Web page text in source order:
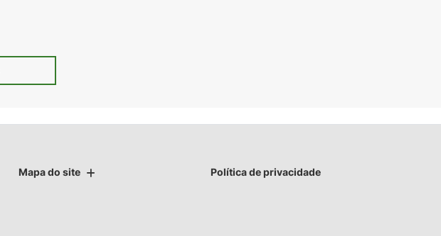
Mapa do site Política de privacidade